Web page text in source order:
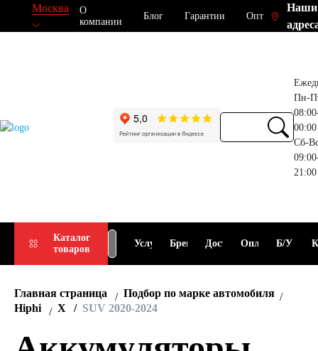
Москва
О
компании
Блог Гарантии Опт
Наши
Пн-
00:00
Сб-
21:00
Каталог
товаров
Подбор
АКБ
Услуги Бренды ДоставкаОплата Б/У
Главная страница
Подбор по марке автомобиля
Hiphi
X SUV 2020-2024